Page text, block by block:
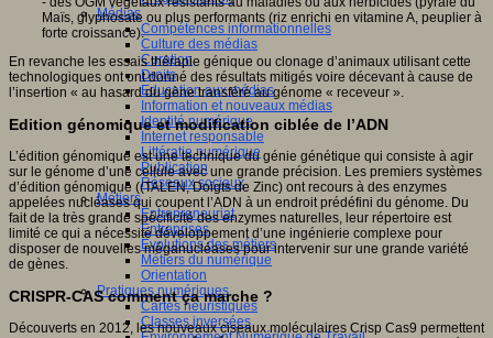
Médias
Compétences informationnelles
Culture des médias
Curation
Droits
Education aux médias
Information et nouveaux médias
Identité numérique
Internet responsable
Littératie numérique
Publication
Réseaux sociaux
Métiers
Entrepreneuriat
Entreprises
Evolutions des métiers
Métiers du numérique
Orientation
Pratiques numériques
Cartes heuristiques
Classes inversées
Maïs, glyphosate ou plus performants (riz enrichi en vitamine A, peuplier à
forte croissance).
En revanche les essais thérapie génique ou clonage d’animaux utilisant cette
technologiques ont ont donné des résultats mitigés voire décevant à cause de
l’insertion « au hasard du gène transféré au génome « receveur ».
Edition génomique et modification ciblée de l’ADN
L’édition génomique est une technique du génie génétique qui consiste à agir
sur le génome d’une cellule avec une grande précision. Les premiers systèmes
d’édition génomique ((TALEN, Doigts de Zinc) ont recours à des enzymes
appelées nucléases qui coupent l’ADN à un endroit prédéfini du génome. Du
fait de la très grande spécificité des enzymes naturelles, leur répertoire est
limité ce qui a nécessité développement d’une ingénierie complexe pour
disposer de nouvelles méganucléases pour intervenir sur une grande variété
de gènes.
CRISPR-CAS comment ça marche ?
Découverts en 2012, les nouveaux ciseaux moléculaires Crisp Cas9 permettent